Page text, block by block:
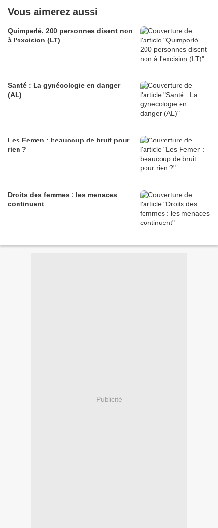
Vous aimerez aussi
Quimperlé. 200 personnes disent non
à l'excision (LT)
Santé : La gynécologie en danger
(AL)
Les Femen : beaucoup de bruit pour
rien ?
Droits des femmes : les menaces
continuent
Publicité